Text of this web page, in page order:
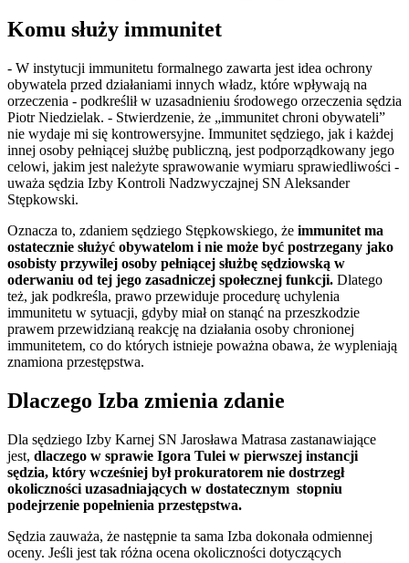
Komu służy immunitet
- W instytucji immunitetu formalnego zawarta jest idea ochrony
obywatela przed działaniami innych władz, które wpływają na
orzeczenia - podkreślił w uzasadnieniu środowego orzeczenia sędzia
Piotr Niedzielak. - Stwierdzenie, że „immunitet chroni obywateli”
nie wydaje mi się kontrowersyjne. Immunitet sędziego, jak i każdej
innej osoby pełniącej służbę publiczną, jest podporządkowany jego
celowi, jakim jest należyte sprawowanie wymiaru sprawiedliwości -
uważa sędzia Izby Kontroli Nadzwyczajnej SN Aleksander
Stępkowski.
Oznacza to, zdaniem sędziego Stępkowskiego, że immunitet ma
ostatecznie służyć obywatelom i nie może być postrzegany jako
osobisty przywilej osoby pełniącej służbę sędziowską w
oderwaniu od tej jego zasadniczej społecznej funkcji. Dlatego
też, jak podkreśla, prawo przewiduje procedurę uchylenia
immunitetu w sytuacji, gdyby miał on stanąć na przeszkodzie
prawem przewidzianą reakcję na działania osoby chronionej
immunitetem, co do których istnieje poważna obawa, że wypleniają
znamiona przestępstwa.
Dlaczego Izba zmienia zdanie
Dla sędziego Izby Karnej SN Jarosława Matrasa zastanawiające
jest, dlaczego w sprawie Igora Tulei w pierwszej instancji
sędzia, który wcześniej był prokuratorem nie dostrzegł
okoliczności uzasadniających w dostatecznym stopniu
podejrzenie popełnienia przestępstwa.
Sędzia zauważa, że następnie ta sama Izba dokonała odmiennej
oceny. Jeśli jest tak różna ocena okoliczności dotyczących